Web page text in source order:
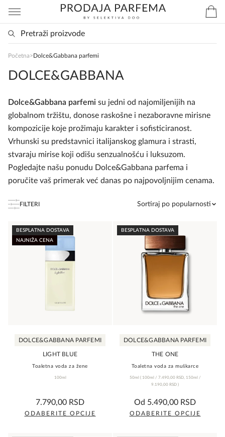
Početna> Dolce&Gabbana parfemi
DOLCE&GABBANA
Dolce&Gabbana parfemi su jedni od najomiljenijih na
globalnom tržištu, donose raskošne i nezaboravne mirisne
kompozicije koje prožimaju karakter i sofisticiranost.
Vrhunski su predstavnici italijanskog glamura i strasti,
stvaraju mirise koji odišu senzualnošću i luksuzom.
Pogledajte našu ponudu Dolce&Gabbana parfema i
poručite vaš primerak već danas po najpovoljnijim cenama.
FILTERI Sortiraj po popularnosti
BESPLATNA DOSTAVA
NAJNIŽA CENA
DOLCE&GABBANA PARFEMI
LIGHT BLUE
Toaletna voda za žene
100ml
0,0
rating
7.790,00 RSD
ODABERITE OPCIJE
BESPLATNA DOSTAVA
DOLCE&GABBANA PARFEMI
THE ONE
Toaletna voda za muškarce
50ml ( 100ml / 7.490,00 RSD, 150ml /
9.190,00 RSD
0,0
rating
Od 5.490,00 RSD
ODABERITE OPCIJE
Online
Zdravo, tu sam da Vam pomognem da
poručite svoj omiljeni parfem danas ali i za
sva ostala pitanja?